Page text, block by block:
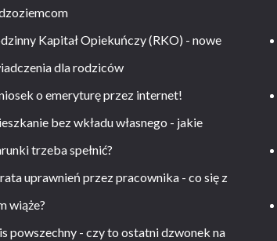
Kapitał Opiekuńczy (RKO) - nowe
dla rodziców
o emeryturę przez internet!
bez wkładu własnego - jakie
trzeba spełnić?
uprawnień przez pracownika - co się z
wiąże?
powszechny - czy to ostatni dzwonek na